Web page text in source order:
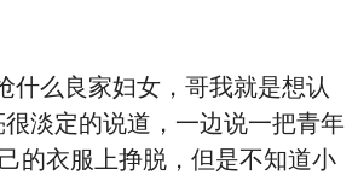
么良家妇女，哥我就是想认
很淡定的说道，一边说一把青年
的衣服上挣脱，但是不知道小